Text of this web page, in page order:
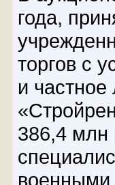
года,
торгов с
и частное
386,4 млн
военными